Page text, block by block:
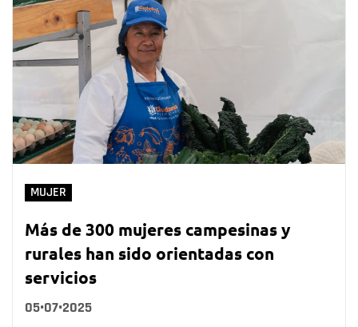
MUJER
Más de 300 mujeres campesinas y
rurales han sido orientadas con
servicios
05•07•2025